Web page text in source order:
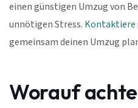
einen günstigen Umzug von
unnötigen Stress. Kontaktiere
gemeinsam deinen Umzug
Worauf